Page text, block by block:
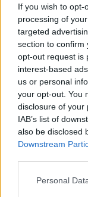
If you wish to
processing of
targeted
section to confirm
opt-out request is
interest-based
us or personal
your opt-out. You
disclosure of your
IAB’s list of
also be disclosed
Downstream
Please note that
Personal
Nyeznajka• 2009.
Mindenek előtt
értünk egyet
állásponttal,
vitathatatlanul
Gyurcsány
Ha a
misa_80•2009.